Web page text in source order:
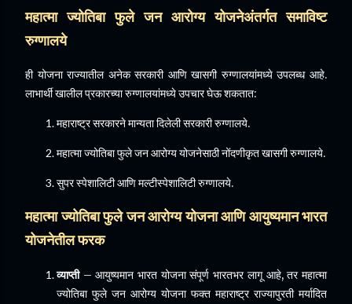
महात्मा ज्योतिबा फुले जन आरोग्य योजनेअंतर्गत समाविष्ट
रुग्णालये
ही योजना राज्यातील अनेक सरकारी आणि खासगी रुग्णालयांमध्ये उपलब्ध आहे.
लाभार्थी खालील प्रकारच्या रुग्णालयांमध्ये उपचार घेऊ शकतात:
महाराष्ट्र सरकारने मान्यता दिलेली सरकारी रुग्णालये.
महात्मा ज्योतिबा फुले जन आरोग्य योजनेसाठी नोंदणीकृत खासगी रुग्णालये.
सुपर स्पेशालिटी आणि मल्टीस्पेशालिटी रुग्णालये.
महात्मा ज्योतिबा फुले जन आरोग्य योजना आणि आयुष्यमान भारत
योजनेतील फरक
व्याप्ती– आयुष्यमान भारत योजना संपूर्ण भारतभर लागू आहे, तर महात्मा
ज्योतिबा फुले जन आरोग्य योजना फक्त महाराष्ट्र राज्यापुरती मर्यादित